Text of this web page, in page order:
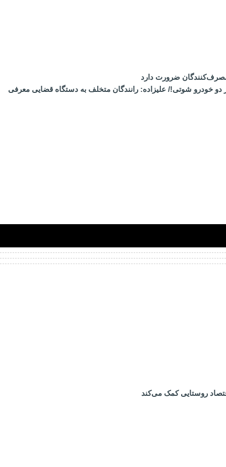
ضرورت دارد
۱۷۸۵۰۰ نخ سیگار در ایست‌وبازرسی پلیس از دو خودرو شوتی!/ علیزاده: رانندگان متخلف به دستگاه قضایی معرفی
روستایی کمک می‌کند